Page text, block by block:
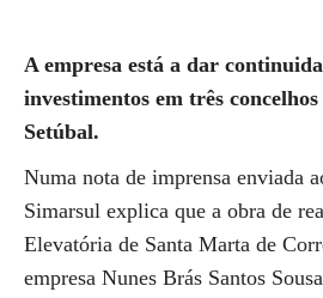
A empresa está a dar
investimentos em três
Setúbal.
Numa nota de imprensa enviada
Simarsul explica que a obra de
Elevatória de Santa Marta de
empresa Nunes Brás Santos